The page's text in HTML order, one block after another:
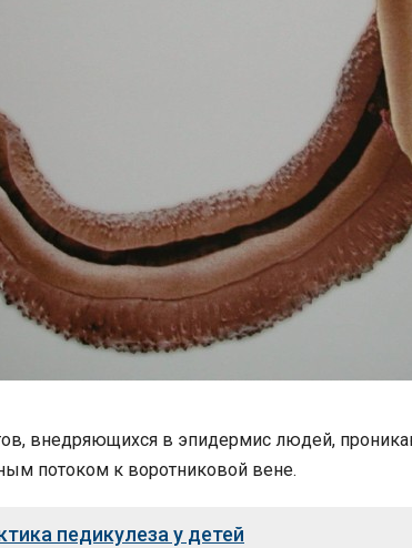
внедряющихся в эпидермис людей,
потоком к воротниковой вене.
педикулеза у детей